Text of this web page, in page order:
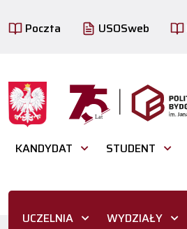
Poczta USOSweb
KANDYDAT STUDENT
UCZELNIA WYDZIAŁY